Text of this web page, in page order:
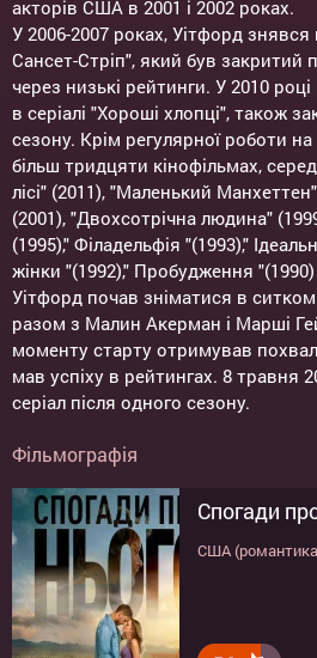
акторів США в 2001 і 2002 роках.
У 2006-2007 роках, Уітфорд знявся
Сансет-Стріп", який був закритий
через низькі рейтинги. У 2010
в серіалі "Хороші хлопці", також
сезону. Крім регулярної роботи
більш тридцяти кінофільмах,
лісі" (2011), "Маленький
(2001), "Двохсотрічна людина"
(1995)," Філадельфія "(1993),"
жінки "(1992)," Пробудження
Уітфорд почав зніматися в
разом з Малин Акерман і Марші
моменту старту отримував
мав успіху в рейтингах. 8 травня
серіал після одного сезону.
Фільмографія
Спогади
США
Пташка у
США (трилер,
Поклик
США (пригоди)
Ґодзілла II:
США
Час
США (трилер,
Темні уми
США
Секретне
США (трилер,
Пастка
США (трилер)
Порятунок
США,
Хижа в лісі
США (трилер,
Аромат
США (драма,
Джинсы-
США (драма)